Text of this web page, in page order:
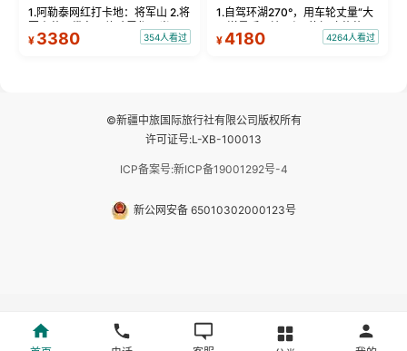
1.阿勒泰网红打卡地：将军山 2.将
军山落日缆车，体验雪都风光 3.
将军山，夕阳派对，蹦迪party 4.
¥ 3380 354人看过
1.自驾环湖270°，用车轮丈量“大
西洋最后一滴眼泪”的极致蔚蓝，
让雪山、花海与深邃湖水在转弯
¥4180 4264人看过
©新疆中旅国际旅行社有限公司版权所有
许可证号:L-XB-100013
ICP备案号:新ICP备19001292号-4
新公网安备 65010302000123号